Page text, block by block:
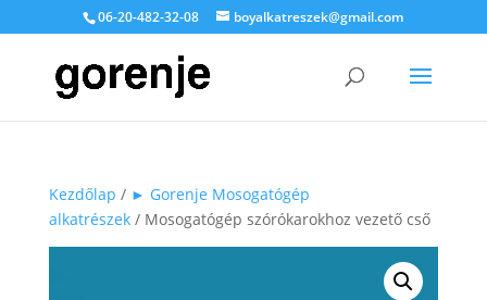
06-20-482-32-08 boyalkatreszek@gmail.com
Kezdőlap / ► Gorenje Mosogatógép
alkatrészek/ Mosogatógép szórókarokhoz vezető cső